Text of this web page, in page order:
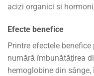
acizi organici si
Efecte benefice
Printre efectele benefice
numără îmbunătățirea
hemoglobine din